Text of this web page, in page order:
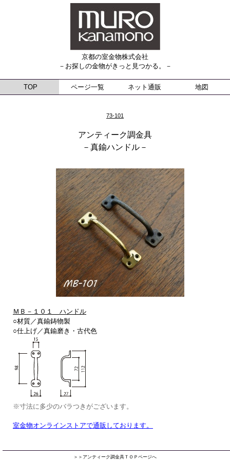
京都の室金物株式会社
－お探しの金物がきっと見つかる。－
TOP ページ一覧 ネット通販 地図
73-101
アンティーク調金具
－真鍮ハンドル－
ＭＢ－１０１ ハンドル
○材質／真鍮鋳物製
○仕上げ／真鍮磨き・古代色
※寸法に多少のバラつきがございます。
室金物オンラインストアで通販しております。
＞＞アンティーク調金具ＴＯＰページへ